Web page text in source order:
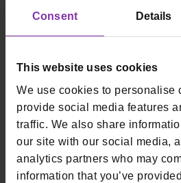
Consent Details
This website uses cookies
We use cookies to personalise
provide social media features
traffic. We also share
our site with our social media,
analytics partners who may
information that you’ve
Kartična plaćanja
u vaše poslovanje.
Javite nam se!
Fiskalne blagajne